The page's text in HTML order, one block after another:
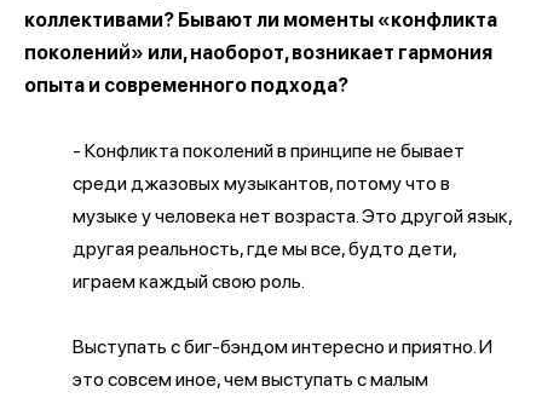
коллективами? Бывают ли моменты «конфликта
поколений» или, наоборот, возникает гармония
опыта и современного подхода?
- Конфликта поколений в принципе не бывает
среди джазовых музыкантов, потому что в
музыке у человека нет возраста. Это другой язык,
другая реальность, где мы все, будто дети,
играем каждый свою роль.
Выступать с биг-бэндом интересно и приятно. И
это совсем иное, чем выступать с малым